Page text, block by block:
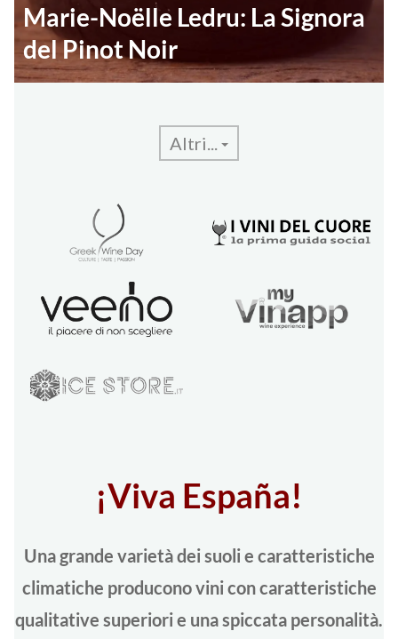
Marie-Noëlle Ledru: La Signora
del Pinot Noir
Altri...
¡Viva España!
Una grande varietà dei suoli e caratteristiche
climatiche producono vini con caratteristiche
qualitative superiori e una spiccata personalità.